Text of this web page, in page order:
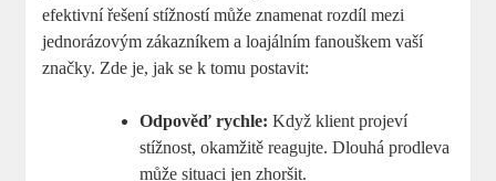
efektivní řešení stížností může ⁢znamenat rozdíl ⁢mezi
jednorázovým zákazníkem a loajálním fanouškem vaší
značky. Zde je, jak se k tomu postavit:
Odpověď rychle: Když klient projeví
stížnost, ​okamžitě reagujte. Dlouhá⁢ prodleva
může situaci jen zhoršit.